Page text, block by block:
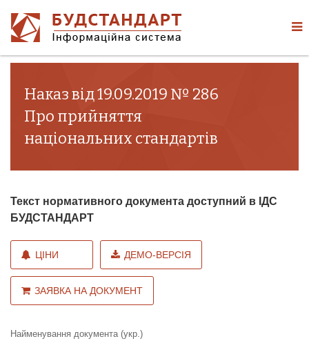
Наказ від 19.09.2019 № 286
Про прийняття
національних стандартів
Текст нормативного документа доступний в ІДС
БУДСТАНДАРТ
ЦІНИ ДЕМО-ВЕРСІЯ
ЗАЯВКА НА ДОКУМЕНТ
Найменування документа (укр.)